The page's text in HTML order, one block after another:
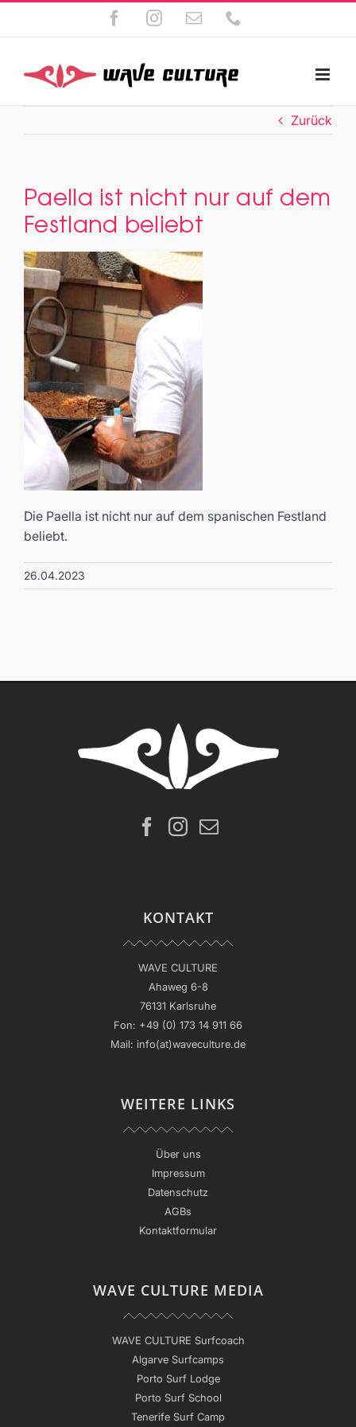
FacebookInstagram
E-
Mail
Zurück
Paella ist nicht nur auf dem
Festland beliebt
Die Paella ist nicht nur auf dem spanischen Festland
beliebt.
26.04.2023
KONTAKT
WAVE CULTURE
Ahaweg 6-8
76131 Karlsruhe
Fon: +49 (0) 173 14 911 66
Mail: info(at)waveculture.de
WEITERE LINKS
Über uns
Impressum
Datenschutz
AGBs
Kontaktformular
WAVE CULTURE MEDIA
WAVE CULTURE Surfcoach
Algarve Surfcamps
Porto Surf Lodge
Porto Surf School
Tenerife Surf Camp